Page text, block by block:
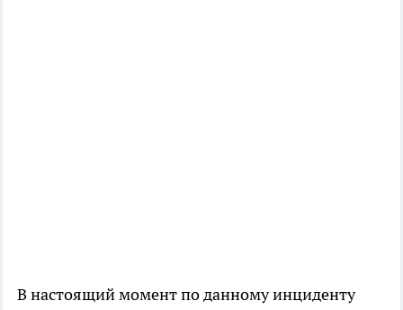
В настоящий момент по данному инциденту